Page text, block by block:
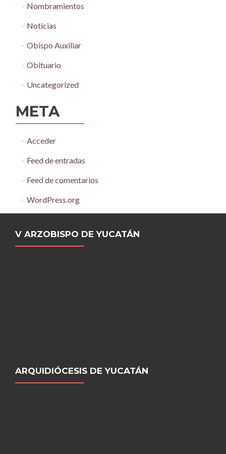
Nombramientos
Noticias
Obispo Auxiliar
Obituario
Uncategorized
META
Acceder
Feed de entradas
Feed de comentarios
WordPress.org
V ARZOBISPO DE YUCATÁN
ARQUIDIÓCESIS DE YUCATÁN